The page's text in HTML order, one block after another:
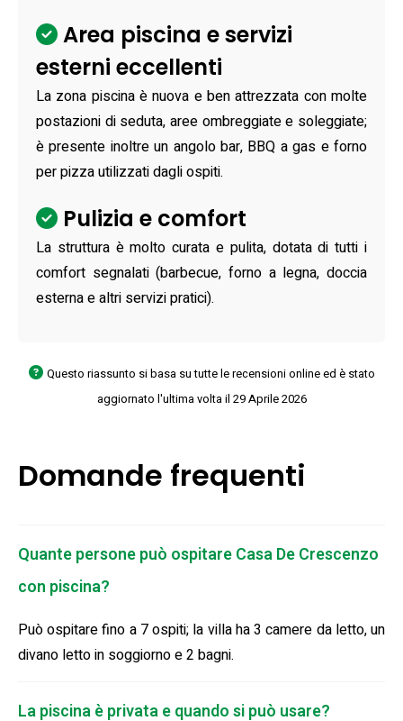
Area piscina e servizi
esterni eccellenti
La zona piscina è nuova e ben attrezzata con molte
postazioni di seduta, aree ombreggiate e soleggiate;
è presente inoltre un angolo bar, BBQ a gas e forno
per pizza utilizzati dagli ospiti.
Pulizia e comfort
La struttura è molto curata e pulita, dotata di tutti i
comfort segnalati (barbecue, forno a legna, doccia
esterna e altri servizi pratici).
Questo riassunto si basa su tutte le recensioni online ed è stato
aggiornato l'ultima volta il 29 Aprile 2026
Domande frequenti
Quante persone può ospitare Casa De Crescenzo
con piscina?
Può ospitare fino a 7 ospiti; la villa ha 3 camere da letto, un
divano letto in soggiorno e 2 bagni.
La piscina è privata e quando si può usare?